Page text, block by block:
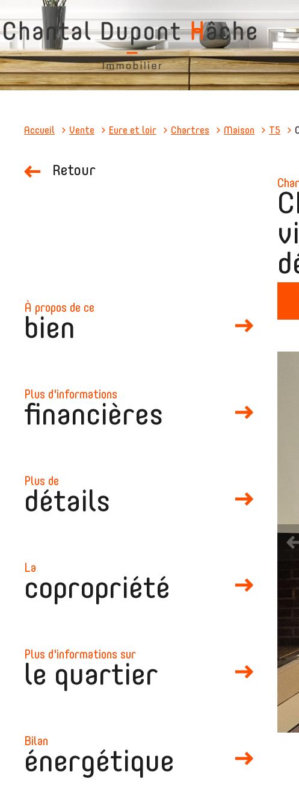
Accueil Vente Eure et loir Chartres Maison T5
Retour
à propos de ce
bien
plus d'informations
financières
plus de
détails
la
copropriété
plus d'informations sur
le quartier
bilan
énergétique